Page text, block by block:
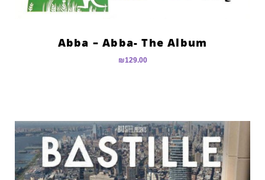
Abba – Abba- The Album
₪129.00